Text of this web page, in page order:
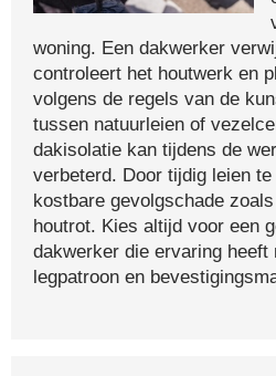
woning. Een dakwerker
controleert het houtwerk en
volgens de regels van de
tussen natuurleien of
dakisolatie kan tijdens de
verbeterd. Door tijdig leien
kostbare gevolgschade
houtrot. Kies altijd voor een
dakwerker die ervaring
legpatroon en